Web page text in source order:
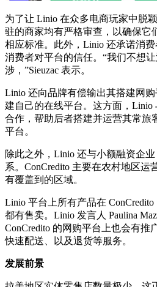
为了让 Linio 在众多电商玩家中脱
驻的商家均有严格审查，以确保它
相应标准。此外，Linio 还承诺消
消费者对平台的信任。“我们不想
涉，”Sieuzac 表示。
Linio 还向品牌有偿输出其搭建网
建自己的在线平台。这方面，Linio
合作，帮助后者搭建并运营其常旅
平台。
除此之外，Linio 还与小额融资企业
系。ConCredito 主要在农村地区运
有覆盖到的区域。
Linio 平台上所有产品在 ConCredito
都有售卖。Linio 发言人 Paulina
ConCredito 的网购平台上也会有推
快速配送、以及退货等服务。
发展前景